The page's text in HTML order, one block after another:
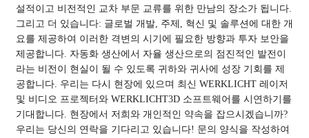
설적이고 비전적인 교차 부문 교류를 위한 만남의 장소가 됩니다.
그리고 더 있습니다: 글로벌 개발, 주제, 혁신 및 솔루션에 대한 개
요를 제공하여 이러한 격변의 시기에 필요한 방향과 투자 보안을
제공합니다. 자동화 생산에서 자율 생산으로의 점진적인 발전이
라는 비전이 현실이 될 수 있도록 귀하와 귀사에 성장 기회를 제
공합니다. 우리는 다시 현장에 있으며 최신 WERKLICHT 레이저
및 비디오 프로젝터와 WERKLICHT3D 소프트웨어를 시연하기를
기대합니다. 현장에서 저희와 개인적인 약속을 잡으시겠습니까?
우리는 당신의 연락을 기다리고 있습니다! 문의 양식을 작성하여